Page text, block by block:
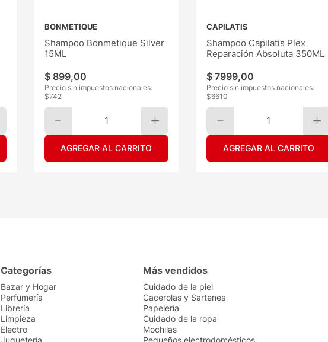
BONMETIQUE
Shampoo Bonmetique Silver
15ML
$ 899,00
Precio sin impuestos nacionales:
$742
1
AGREGAR AL CARRITO
CAPILATIS
Shampoo Capilatis Plex
Reparación Absoluta 350ML
$ 7999,00
Precio sin impuestos nacionales:
$6610
1
AGREGAR AL CARRITO
Categorías
Bazar y Hogar
Perfumería
Librería
Limpieza
Electro
Juguetería
Más vendidos
Cuidado de la piel
Cacerolas y Sartenes
Papelería
Cuidado de la ropa
Mochilas
Pequeños electrodomésticos